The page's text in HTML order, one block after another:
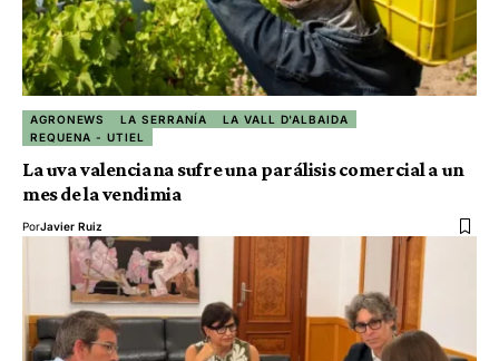
AGRONEWS LA SERRANÍA
LA VALL D'ALBAIDA
REQUENA - UTIEL
La uva valenciana sufre una parálisis comercial a un
mes de la vendimia
PorJavier Ruiz